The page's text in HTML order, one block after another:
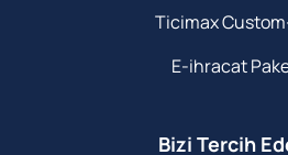
Ticimax
E-ihracat
Bizi Tercih